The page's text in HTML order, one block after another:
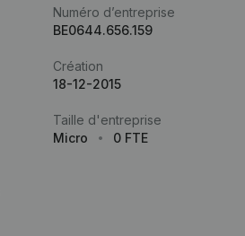
Numéro d’entreprise
BE0644.656.159
Création
18-12-2015
Taille d'entreprise
Micro
0 FTE